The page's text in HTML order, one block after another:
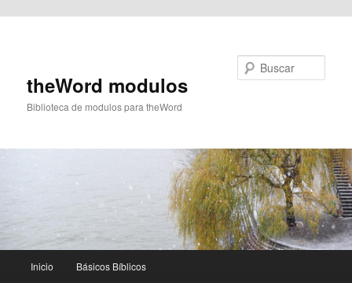
theWord modulos
Biblioteca de modulos para theWord
principal
Inicio Básicos Bíblicos